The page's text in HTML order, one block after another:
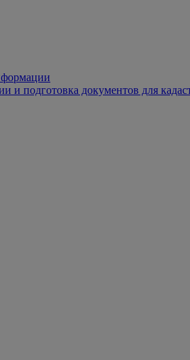
и подготовка документов для